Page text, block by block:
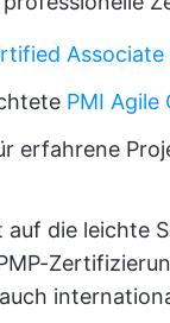
PMI
erfahrene
die leichte